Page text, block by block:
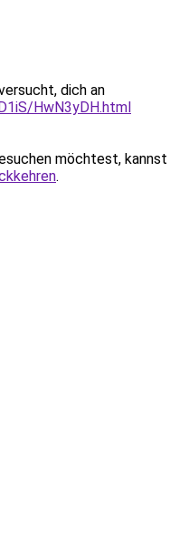
dich an
HwN3yDH.html
möchtest, kannst
.